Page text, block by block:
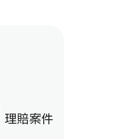
理賠案件